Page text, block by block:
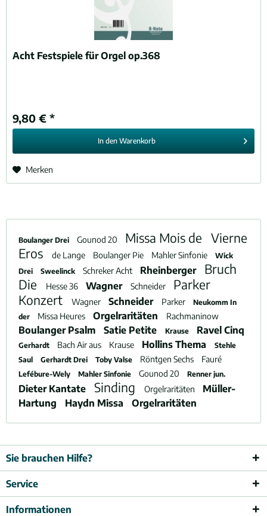
Acht Festspiele für Orgel op.368
9,80 € *
In den Warenkorb
Merken
Boulanger Drei Gounod 20 Missa Mois de Vierne
Eros
de Lange Boulanger Pie Mahler Sinfonie
Wick
Drei
Sweelinck Schreker Acht Rheinberger
Bruch
Die
Hesse 36 Wagner Schneider
Parker
Konzert
Wagner Schneider Parker
Neukomm In
der
Missa Heures Orgelraritäten Rachmaninow
Boulanger Psalm Satie Petite Krause Ravel Cinq
Gerhardt Bach Air aus Krause Hollins Thema
Stehle
Saul
Gerhardt Drei Toby Valse Röntgen Sechs Fauré
Lefébure-Wely Mahler Sinfonie Gounod 20 Renner jun.
Dieter Kantate Sinding Orgelraritäten
Müller-
Hartung
Haydn Missa Orgelraritäten
Sie brauchen Hilfe?
Service
Informationen